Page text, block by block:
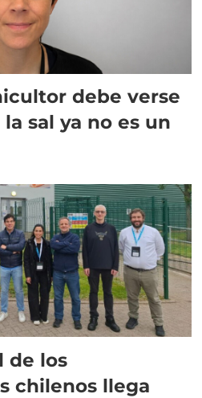
debe verse
sal ya no es un
de los
chilenos llega